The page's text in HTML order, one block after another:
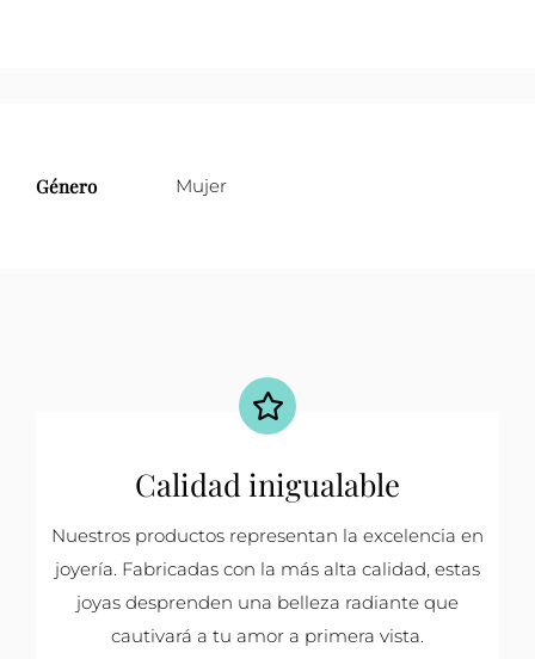
Género Mujer
Calidad inigualable
Nuestros productos representan la excelencia en
joyería. Fabricadas con la más alta calidad, estas
joyas desprenden una belleza radiante que
cautivará a tu amor a primera vista.